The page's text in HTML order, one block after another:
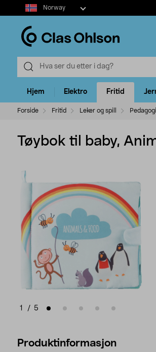
Select
market
Norway
Hjem Elektro Fritid
Forside Fritid Leker og spill
Tøybok til baby,
1 / 5
Produktinformasjon